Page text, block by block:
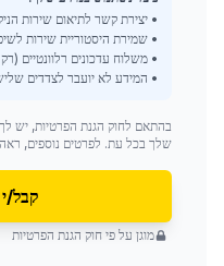
• יצירת קשר לתיאום שירות
• שמירת היסטוריית שירות
• משלוח עדכונים רלוונטיים
• המידע לא יועבר לצדדים
בהתאם לחוק הגנת הפרטיות, יש
שלך בכל עת. לפרטים נוספים,
קבל/
מוגן על פי חוק הגנת הפרטיות